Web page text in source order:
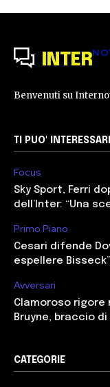
INTER
Benvenuti su
TI PUO'
Focus
Sky Sport, Ferri
dell’Inter: “Una
Primo Piano
Cesari difende
espellere Bisseck”
Avversari
Clamoroso rigore
Bruyne, braccio
CATEGORIE